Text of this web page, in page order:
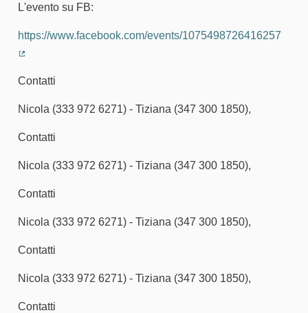
L'evento su FB:
https://www.facebook.com/events/1075498726416257
Contatti
Nicola (333 972 6271) - Tiziana (347 300 1850),
Contatti
Nicola (333 972 6271) - Tiziana (347 300 1850),
Contatti
Nicola (333 972 6271) - Tiziana (347 300 1850),
Contatti
Nicola (333 972 6271) - Tiziana (347 300 1850),
Contatti